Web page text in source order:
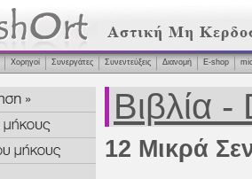
Χορηγοί Συνεργάτες Συνεντεύξεις Διανομή Ε-shop
Βιβλία -
12 Μικρά